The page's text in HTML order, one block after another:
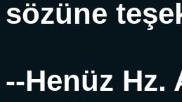
sözüne
--Henüz Hz.